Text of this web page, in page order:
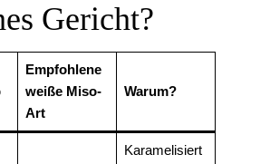
Gericht?
Empfohlene
weiße Miso-
Art
Warum?
Karamelisiert